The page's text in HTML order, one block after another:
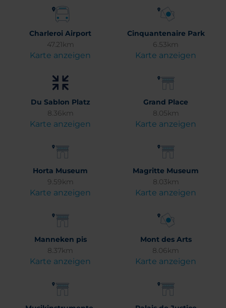
Charleroi Airport
47.21km
Karte anzeigen
Cinquantenaire Park
6.53km
Karte anzeigen
Du Sablon Platz
8.36km
Karte anzeigen
Grand Place
8.05km
Karte anzeigen
Horta Museum
9.59km
Karte anzeigen
Magritte Museum
8.03km
Karte anzeigen
Manneken pis
8.37km
Karte anzeigen
Mont des Arts
8.06km
Karte anzeigen